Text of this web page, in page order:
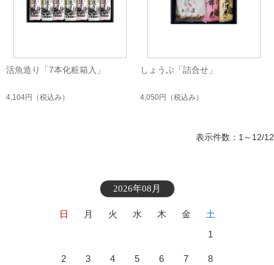
活魚造り「7本化粧箱入」
4,104円 （税込み）
しょうぶ「詰合せ」
4,050円 （税込み）
表示件数：1～12/12
2026年08月
日 月 火 水 木 金
土
1
2 3 4 5 6 7 8